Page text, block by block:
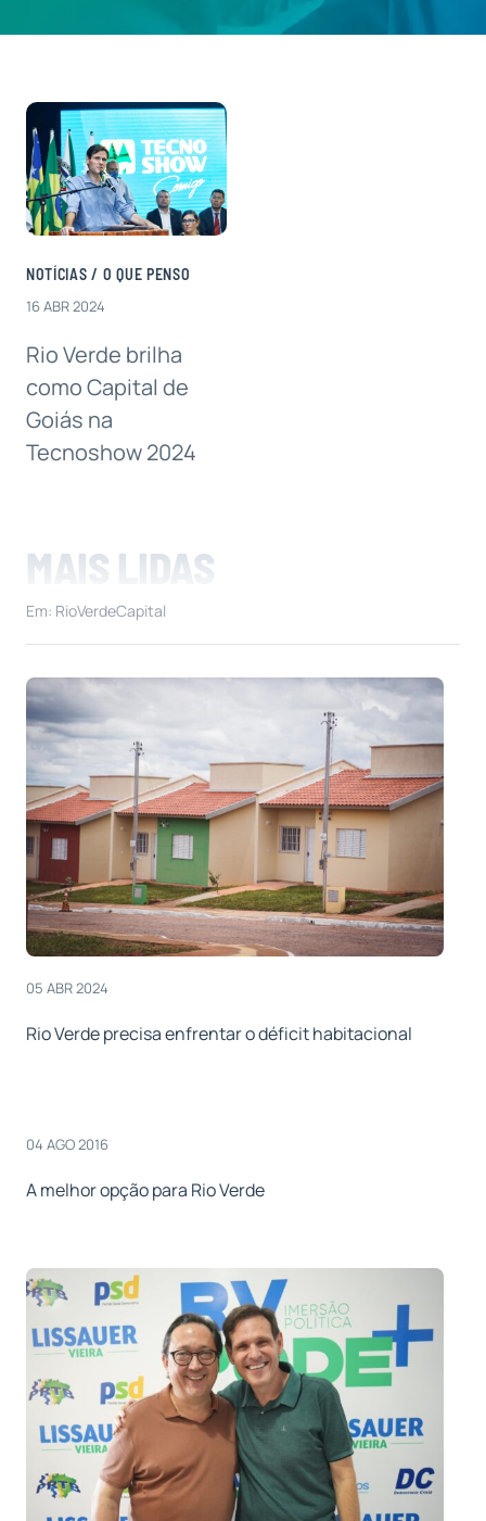
NOTÍCIAS / O QUE PENSO
16 ABR 2024
Rio Verde brilha
como Capital de
Goiás na
Tecnoshow 2024
MAIS LIDAS
Em: RioVerdeCapital
05 ABR 2024
Rio Verde precisa enfrentar o déficit habitacional
04 AGO 2016
A melhor opção para Rio Verde